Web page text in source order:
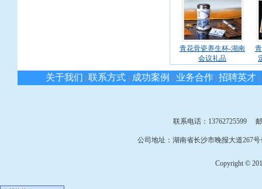
青花骨瓷养生杯-湖南
会议礼品
关于我们 | 联系方式 | 成功案例 | 业务合作 | 招聘英才 |
联系电话：13762725599
公司地址：湖南省长沙市晚报大道267
Copyright ©